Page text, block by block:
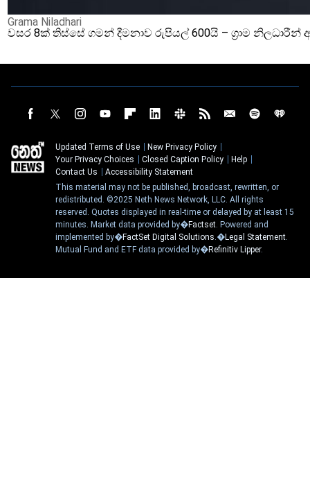
Grama Niladhari
වසර 8ක් තිස්සේ ගමන් දීමනාව රුපියල් 600යි – ග්‍රාම
Updated Terms of Use
New Privacy Policy
Your Privacy Choices
Closed Caption Policy
Help
Contact Us
Accessibility Statement
This material may not be published, broadcast, rewritten, or
redistributed. ©2025 Neth News Network, LLC. All rights
reserved. Quotes displayed in real-time or delayed by at least 15
minutes. Market data provided by�Factset. Powered and
implemented by�FactSet Digital Solutions.�Legal Statement.
Mutual Fund and ETF data provided by�Refinitiv Lipper.